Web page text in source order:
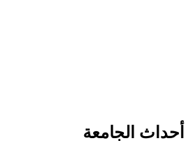
أحداث الجامعة